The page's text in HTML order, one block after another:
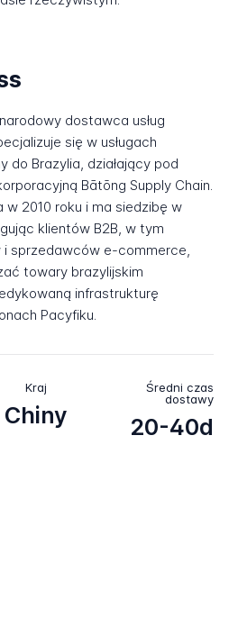
dostawca usług
się w usługach
do Brazylia, działający pod
Bātōng Supply Chain.
w 2010 roku i ma siedzibę w
klientów B2B, w tym
sprzedawców e-commerce,
towary brazylijskim
infrastrukturę
Pacyfiku.
Kraj
Chiny
Średni czas
dostawy
20-40d